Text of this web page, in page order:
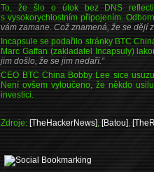
To, že šlo o útok bez DNS
s vysokorychlostním připojením.
vám zamane. Což znamená, že se dějí
Incapsule se podařilo stránky BTC
Marc Gaffan (zakladatel Incapsuly)
jim došlo, že se jim nedaří.
CEO BTC China Bobby Lee sice
Není ovšem vyloučeno, že někdo
investici.
Zdroje: [TheHackerNews], [Batou],